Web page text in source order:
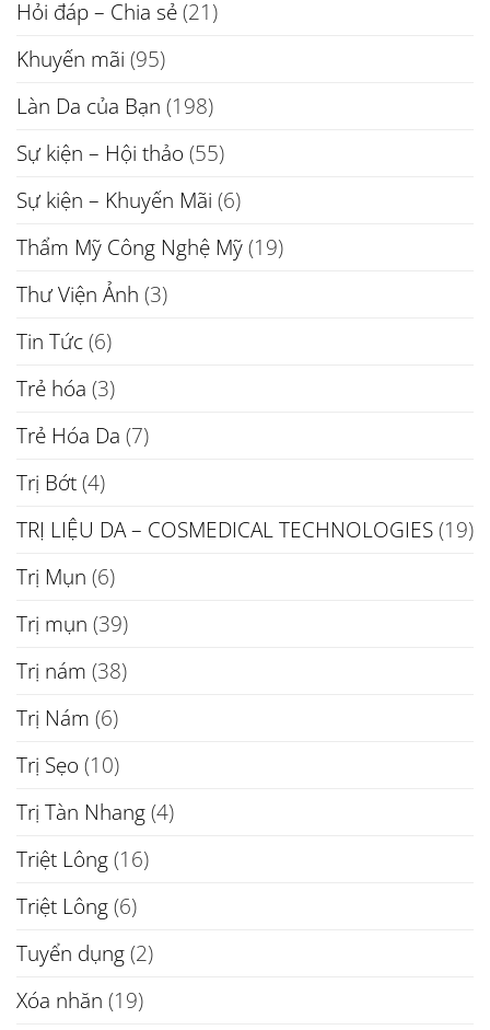
Hỏi đáp – Chia sẻ(21)
Khuyến mãi (95)
Làn Da của Bạn (198)
Sự kiện – Hội thảo (55)
Sự kiện – Khuyến Mãi (6)
Thẩm Mỹ Công Nghệ Mỹ(19)
Thư Viện Ảnh (3)
Tin Tức(6)
Trẻ hóa (3)
Trẻ Hóa Da (7)
Trị Bớt(4)
TRỊ LIỆU DA – COSMEDICAL TECHNOLOGIES(19)
Trị Mụn (6)
Trị mụn (39)
Trị nám (38)
Trị Nám (6)
Trị Sẹo (10)
Trị Tàn Nhang(4)
Triệt Lông(16)
Triệt Lông(6)
Tuyển dụng(2)
Xóa nhăn (19)